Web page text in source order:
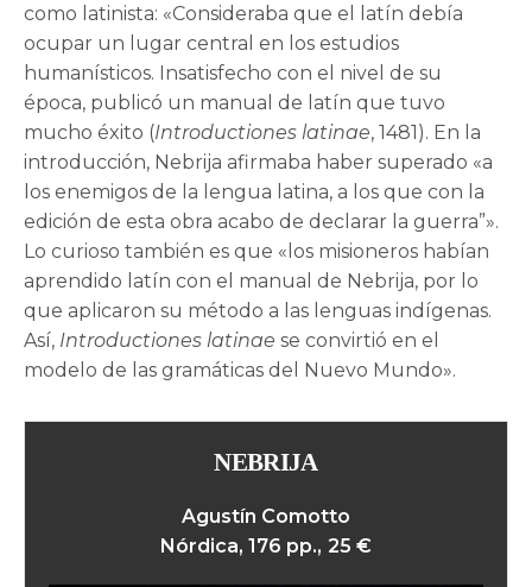
como latinista: «Consideraba que el latín debía
ocupar un lugar central en los estudios
humanísticos. Insatisfecho con el nivel de su
época, publicó un manual de latín que tuvo
mucho éxito (Introductiones latinae, 1481). En la
introducción, Nebrija afirmaba haber superado «a
los enemigos de la lengua latina, a los que con la
edición de esta obra acabo de declarar la guerra”».
Lo curioso también es que «los misioneros habían
aprendido latín con el manual de Nebrija, por lo
que aplicaron su método a las lenguas indígenas.
Así, Introductiones latinae se convirtió en el
modelo de las gramáticas del Nuevo Mundo».
NEBRIJA
Agustín Comotto
Nórdica, 176 pp., 25 €